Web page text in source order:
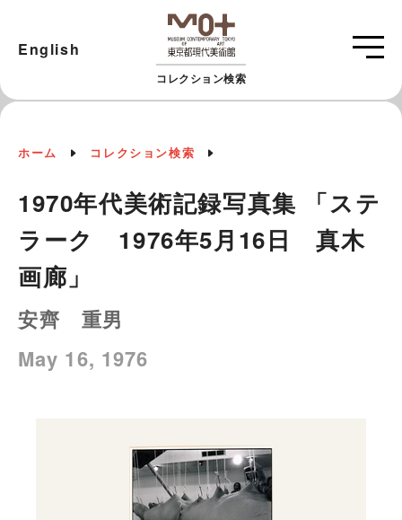
コレクション検索
English
ホーム コレクション検索
1970年代美術記録写真集 「ステ
ラーク 1976年5月16日 真木
画廊」
安齊 重男
May 16, 1976